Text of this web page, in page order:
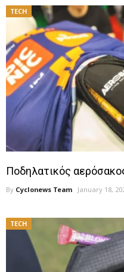
TECH
Ποδηλατικός
By Cyclonews Team January 18,
TECH